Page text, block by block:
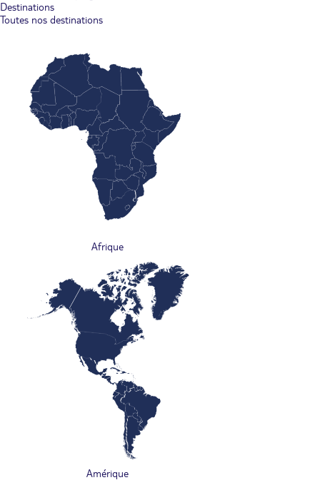
Destinations
Toutes nos destinations
Afrique
Amérique